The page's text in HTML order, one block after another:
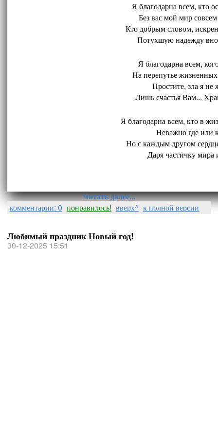
Я благодарна всем, кто
Без вас мой мир
Кто добрым словом,
Потухшую надежду
Я благодарна всем,
На перепутье
Простите, зла я не
Лишь счастья Вам...
Я благодарна всем, кто в
Неважно где или
Но с каждым другом
Даря частичку мира
Читать далее...
комментарии: 0 понравилось! вверх^ к полной версии
Любимый праздник Новый год!
30-12-2025 15:51